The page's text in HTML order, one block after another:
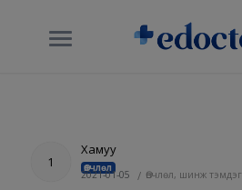
1
Хамуу
Өвчлөл
2021-01-05 / Өвчлөл, шинж тэмдэг